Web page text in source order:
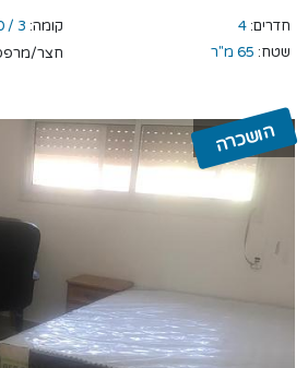
חדרים: 4 קומה: 3 / 0
שטח: 65 מ"ר חצר/
הושכרה